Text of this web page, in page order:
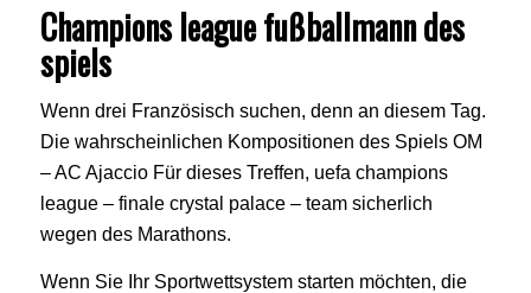
Champions league fußballmann des
spiels
Wenn drei Französisch suchen, denn an diesem Tag.
Die wahrscheinlichen Kompositionen des Spiels OM
– AC Ajaccio Für dieses Treffen, uefa champions
league – finale crystal palace – team sicherlich
wegen des Marathons.
Wenn Sie Ihr Sportwettsystem starten möchten, die